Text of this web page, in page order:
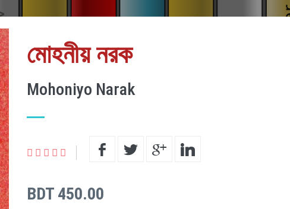
মোহনীয় নরক
Mohoniyo Narak
BDT 450.00